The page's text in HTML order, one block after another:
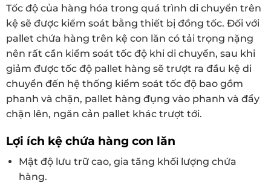
Tốc độ của hàng hóa trong quá trình di chuyển trên
kệ sẽ được kiểm soát bằng thiết bị đồng tốc. Đối với
pallet chứa hàng trên kệ con lăn có tải trọng nặng
nên rất cần kiểm soát tốc độ khi di chuyển, sau khi
giảm được tốc độ pallet hàng sẽ trượt ra đầu kệ di
chuyển đến hệ thống kiểm soát tốc độ bao gồm
phanh và chặn, pallet hàng đụng vào phanh và đẩy
chặn lên, ngăn cản pallet khác trượt tới.
Lợi ích kệ chứa hàng con lăn
Mật độ lưu trữ cao, gia tăng khối lượng chứa
hàng.